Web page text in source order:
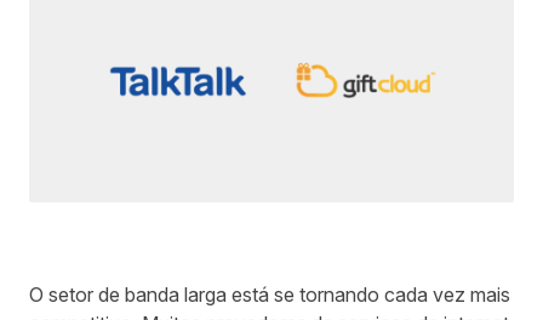
O setor de banda larga está se tornando cada vez mais